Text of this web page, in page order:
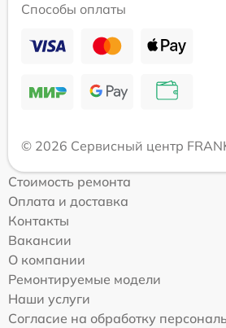
Способы оплаты
© 2026 Сервисный центр
Стоимость ремонта
Оплата и доставка
Контакты
Вакансии
О компании
Ремонтируемые модели
Наши услуги
Согласие на обработку